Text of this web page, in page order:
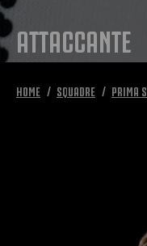
ATTACCANTE
HOME SQUADRE PRIMA